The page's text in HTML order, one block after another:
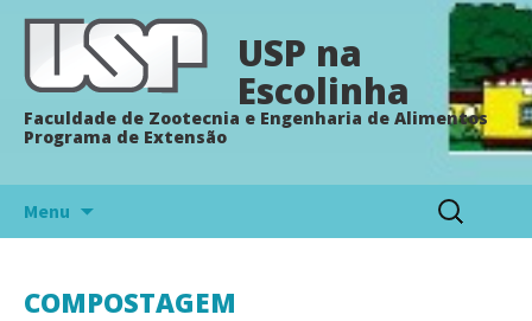
USP na
Escolinha
Faculdade de Zootecnia e Engenharia de Alimentos
Programa de Extensão
Menu
Pesquisar
por:
COMPOSTAGEM